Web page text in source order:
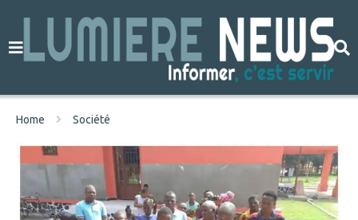
Home Société